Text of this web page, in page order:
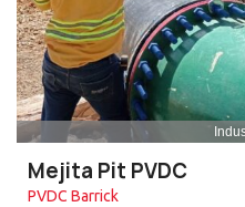
Mejita Pit PVDC
PVDC Barrick